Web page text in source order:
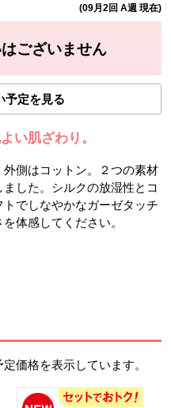
(09月2回 A週 現在)
ございません
予定を見る
い肌ざわり。
側はコットン。２つの素材
した。シルクの放湿性とコ
でしなやかなガーゼタッチ
体感してください。
価格を表示しています。